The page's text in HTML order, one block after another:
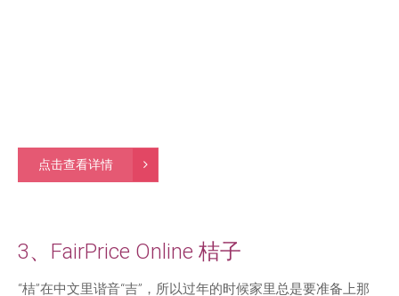
点击查看详情
3、FairPrice Online 桔子
“桔”在中文里谐音“吉”，所以过年的时候家里总是要准备上那